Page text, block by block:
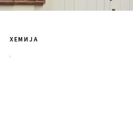
ХЕМИЈА